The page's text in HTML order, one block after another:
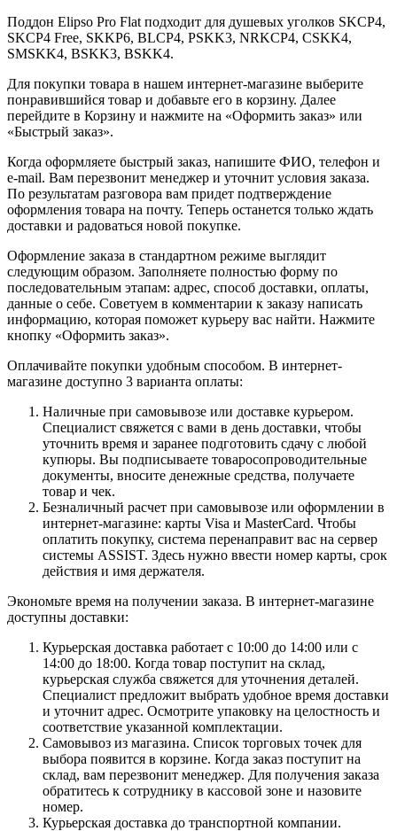
Поддон Elipso Pro Flat подходит для душевых уголков SKCP4,
SKCP4 Free, SKKP6, BLCP4, PSKK3, NRKCP4, CSKK4,
SMSKK4, BSKK3, BSKK4.
Для покупки товара в нашем интернет-магазине выберите
понравившийся товар и добавьте его в корзину. Далее
перейдите в Корзину и нажмите на «Оформить заказ» или
«Быстрый заказ».
Когда оформляете быстрый заказ, напишите ФИО, телефон и
e-mail. Вам перезвонит менеджер и уточнит условия заказа.
По результатам разговора вам придет подтверждение
оформления товара на почту. Теперь останется только ждать
доставки и радоваться новой покупке.
Оформление заказа в стандартном режиме выглядит
следующим образом. Заполняете полностью форму по
последовательным этапам: адрес, способ доставки, оплаты,
данные о себе. Советуем в комментарии к заказу написать
информацию, которая поможет курьеру вас найти. Нажмите
кнопку «Оформить заказ».
Оплачивайте покупки удобным способом. В интернет-
магазине доступно 3 варианта оплаты:
Наличные при самовывозе или доставке курьером.
Специалист свяжется с вами в день доставки, чтобы
уточнить время и заранее подготовить сдачу с любой
купюры. Вы подписываете товаросопроводительные
документы, вносите денежные средства, получаете
товар и чек.
Безналичный расчет при самовывозе или оформлении в
интернет-магазине: карты Visa и MasterCard. Чтобы
оплатить покупку, система перенаправит вас на сервер
системы ASSIST. Здесь нужно ввести номер карты, срок
действия и имя держателя.
Экономьте время на получении заказа. В интернет-магазине
доступны доставки:
Курьерская доставка работает с 10:00 до 14:00 или с
14:00 до 18:00. Когда товар поступит на склад,
курьерская служба свяжется для уточнения деталей.
Специалист предложит выбрать удобное время доставки
и уточнит адрес. Осмотрите упаковку на целостность и
соответствие указанной комплектации.
Самовывоз из магазина. Список торговых точек для
выбора появится в корзине. Когда заказ поступит на
склад, вам перезвонит менеджер. Для получения заказа
обратитесь к сотруднику в кассовой зоне и назовите
номер.
Курьерская доставка до транспортной компании.